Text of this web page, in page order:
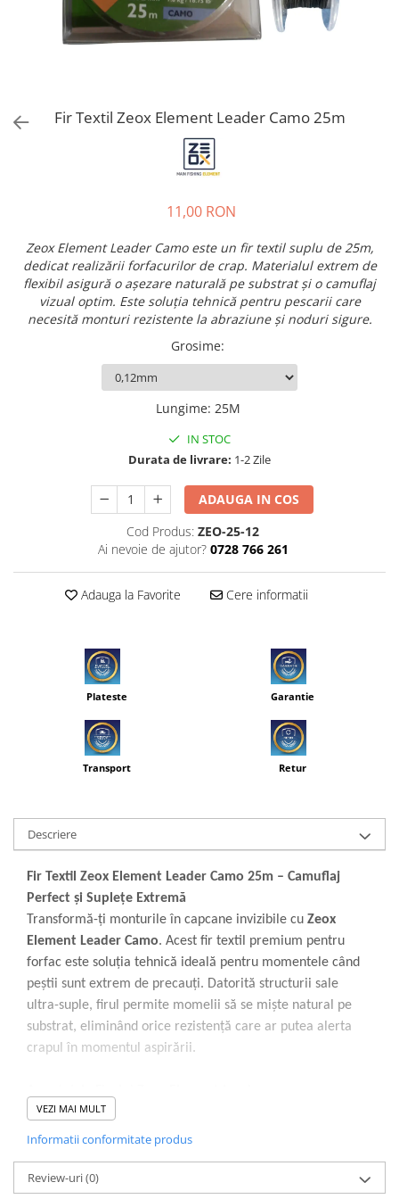
Fir Textil Zeox Element Leader Camo 25m
11,00 RON
Zeox Element Leader Camo este un fir textil suplu de 25m,
dedicat realizării forfacurilor de crap. Materialul extrem de
flexibil asigură o așezare naturală pe substrat și o camuflaj
vizual optim. Este soluția tehnică pentru pescarii care
necesită monturi rezistente la abraziune și noduri sigure.
Grosime:
Lungime: 25M
IN STOC
Durata de livrare: 1-2 Zile
ADAUGA IN COS
Cod Produs: ZEO-25-12
Ai nevoie de ajutor? 0728 766 261
Adauga la Favorite Cere informatii
Plateste Garantie
Transport Retur
Descriere
Fir Textil Zeox Element Leader Camo 25m – Camuflaj
Perfect și Suplețe Extremă
Transformă-ți monturile în capcane invizibile cu Zeox
Element Leader Camo. Acest fir textil premium pentru
forfac este soluția tehnică ideală pentru momentele când
peștii sunt extrem de precauți. Datorită structurii sale
ultra-suple, firul permite momelii să se miște natural pe
substrat, eliminând orice rezistență care ar putea alerta
crapul în momentul aspirării.
Camuflaj Avansat (Camo):
fragmentează vizual linia forfacului, făcându-l practic
substratului.
VEZI MAI MULT
Informatii conformitate produs
Review-uri(0)